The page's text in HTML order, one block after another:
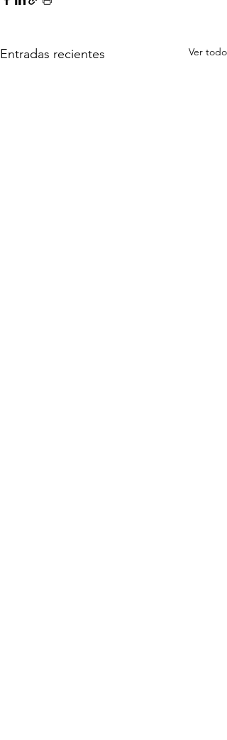
Entradas recientes Ver todo